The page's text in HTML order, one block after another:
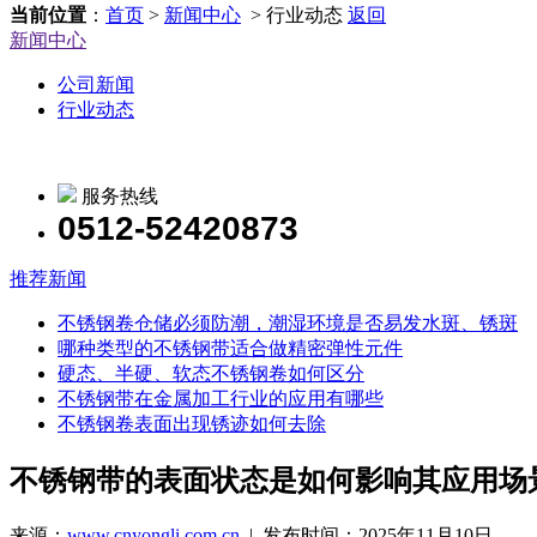
当前位置 ： 首页 > 新闻中心 > 行业动态 返回
新闻中心
公司新闻
行业动态
服务热线
0512-52420873
推荐新闻
不锈钢卷仓储必须防潮，潮湿环境是否易发水斑、锈斑
哪种类型的不锈钢带适合做精密弹性元件
硬态、半硬、软态不锈钢卷如何区分
不锈钢带在金属加工行业的应用有哪些
不锈钢卷表面出现锈迹如何去除
不锈钢带的表面状态是如何影响其应用场